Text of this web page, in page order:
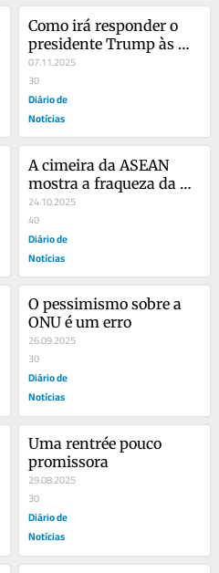
Como irá responder o
presidente Trump às
suas derrotas?
07.11.2025
30
Diário de
Notícias
A cimeira da ASEAN
mostra a fraqueza da
estratégia europeia face
ao Sudeste Asiático
24.10.2025
40
Diário de
Notícias
O pessimismo sobre a
ONU é um erro
26.09.2025
30
Diário de
Notícias
Uma rentrée pouco
promissora
29.08.2025
30
Diário de
Notícias